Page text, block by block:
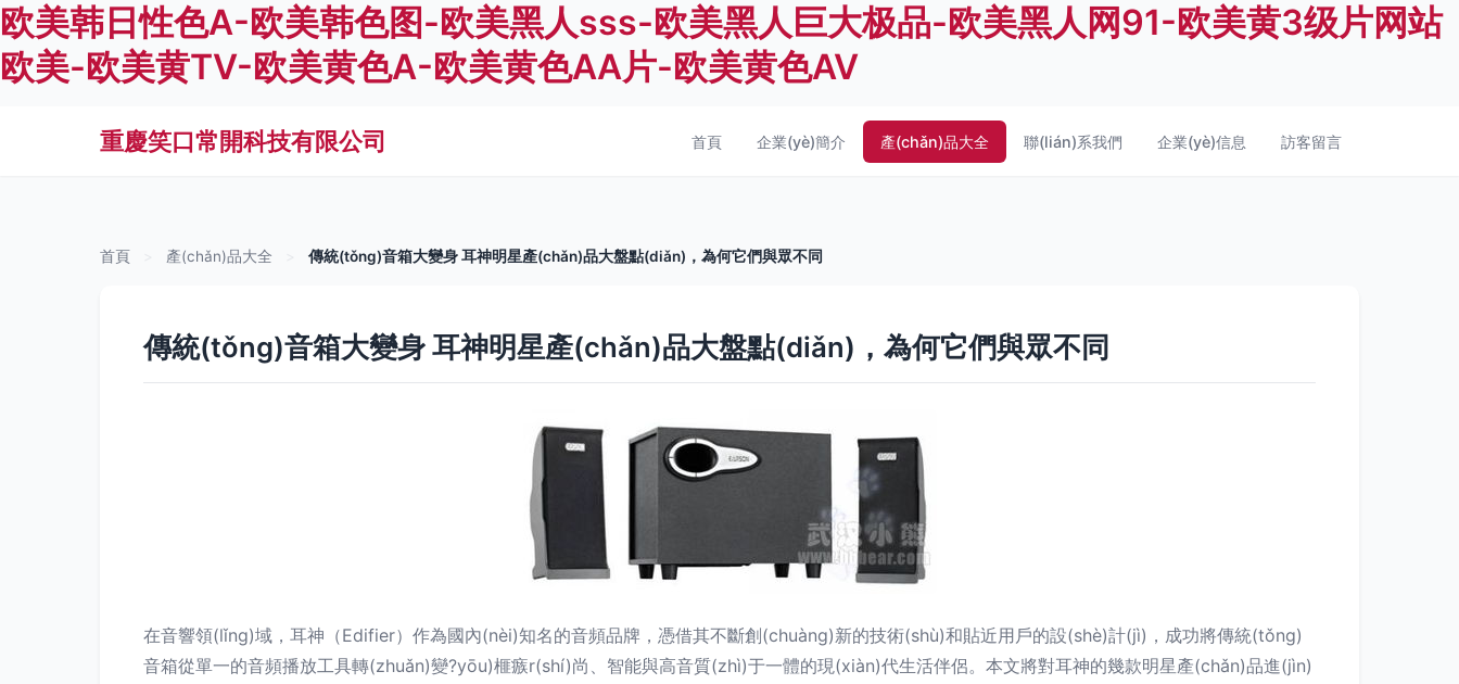
欧美韩日性色A-欧美韩色图-欧美黑人sss-欧美黑人巨大极品-欧美黑人网91-欧美黄3级片网站
欧美-欧美黄TV-欧美黄色A-欧美黄色AA片-欧美黄色AV
重慶笑口常開科技有限公司 首頁 企業(yè)簡介 產(chǎn)品大全 聯(lián)系我們 企業(yè)信息 訪客留言
首頁 產(chǎn)品大全 傳統(tǒng)音箱大變身 耳神明星產(chǎn)品大盤點(diǎn)，為何它們與眾不同
傳統(tǒng)音箱大變身 耳神明星產(chǎn)品大盤點(diǎn)，為何它們與眾不同
在音響領(lǐng)域，耳神（Edifier）作為國內(nèi)知名的音頻品牌，憑借其不斷創(chuàng)新的技術(shù)和貼近用戶的設(shè)計(jì)，成功將傳統(tǒng)
音箱從單一的音頻播放工具轉(zhuǎn)變?yōu)榧瘯r(shí)尚、智能與高音質(zhì)于一體的現(xiàn)代生活伴侶。本文將對耳神的幾款明星產(chǎn)品進(jìn)